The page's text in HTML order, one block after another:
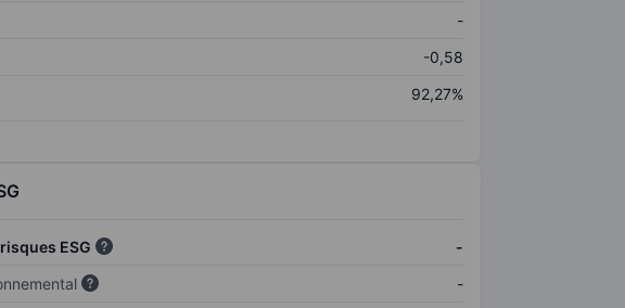
-
-0,58
92,27%
ESG
-
-